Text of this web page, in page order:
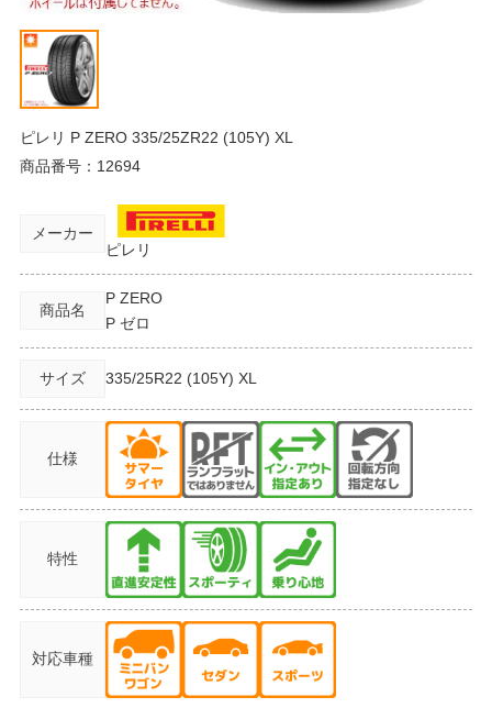
ピレリ P ZERO 335/25ZR22 (105Y) XL
商品番号： 12694
メーカー
ピレリ
商品名
P ZERO
P ゼロ
サイズ 335/25R22 (105Y) XL
仕様
特性
対応車種